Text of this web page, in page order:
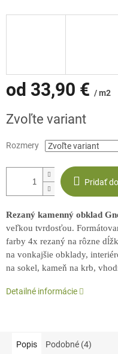
od 33,90 € / m2
cena:
Zvoľte variant
Rozmery
Pridať
Rezaný kamenný obklad
veľkou tvrdosťou.
farby 4x rezaný na rôzne
na vonkajšie obklady,
na sokel, kameň na krb,
Detailné informácie
Popis Podobné (4)